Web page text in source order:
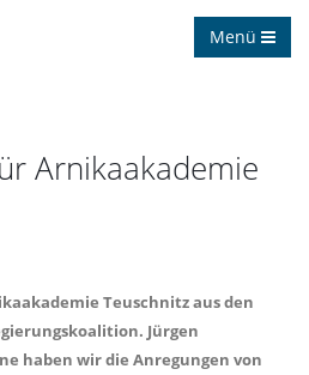
Menü
Arnikaakademie
Teuschnitz aus den
Jürgen
haben wir die Anregungen von